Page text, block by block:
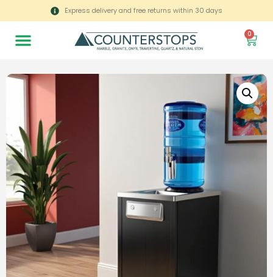
Express delivery and free returns within 30 days
0